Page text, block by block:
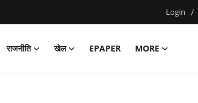
Login /
राजनीति खेल EPAPER
MORE